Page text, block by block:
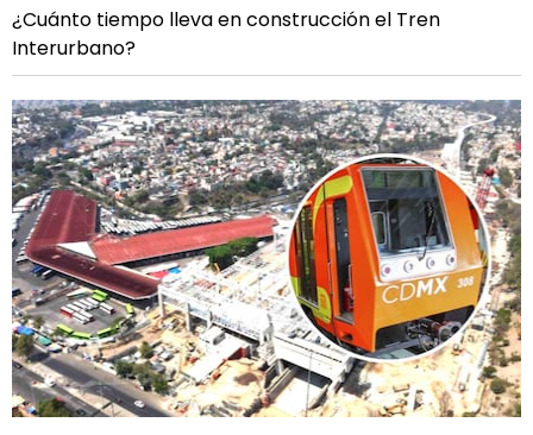
¿Cuánto tiempo lleva en construcción el Tren
Interurbano?